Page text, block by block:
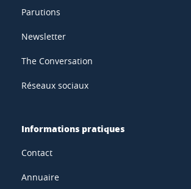
Parutions
Newsletter
The Conversation
Réseaux sociaux
Informations pratiques
Contact
Annuaire